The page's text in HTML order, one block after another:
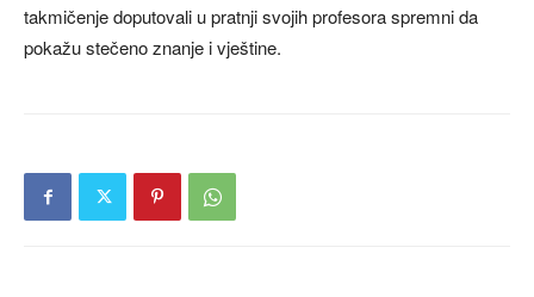
takmičenje doputovali u pratnji svojih profesora spremni da
pokažu stečeno znanje i vještine.